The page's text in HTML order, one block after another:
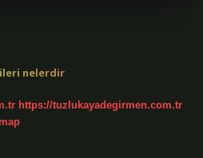
nelerdir
https://tuzlukayadegirmen.com.tr